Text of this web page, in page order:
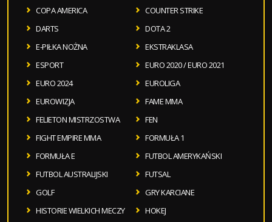
COPA AMERICA
COUNTER STRIKE
DARTS
DOTA 2
E-PIŁKA NOŻNA
EKSTRAKLASA
ESPORT
EURO 2020 / EURO 2021
EURO 2024
EUROLIGA
EUROWIZJA
FAME MMA
FELIETON MISTRZOSTWA
FEN
FIGHT EMPIRE MMA
FORMUŁA 1
FORMUŁA E
FUTBOL AMERYKAŃSKI
FUTBOL AUSTRALIJSKI
FUTSAL
GOLF
GRY KARCIANE
HISTORIE WIELKICH MECZY
HOKEJ